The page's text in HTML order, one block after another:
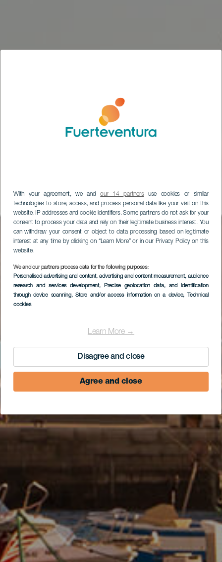
With your agreement, we andour 14 partnersuse cookies or similar
technologies to store, access, and process personal data like your visit on this
website, IP addresses and cookie identifiers. Some partners do not ask for your
consent to process your data and rely on their legitimate business interest. You
can withdraw your consent or object to data processing based on legitimate
interest at any time by clicking on “Learn More” or in our Privacy Policy on this
website.
We and our partners process data for the following purposes:
Personalised advertising and content, advertising and content measurement, audience
research and services development, Precise geolocation data, and identification
through device scanning, Store and/or access information on a device, Technical
cookies
Learn More →
Disagree and close
Agree and close
Puerto de Morro Jable